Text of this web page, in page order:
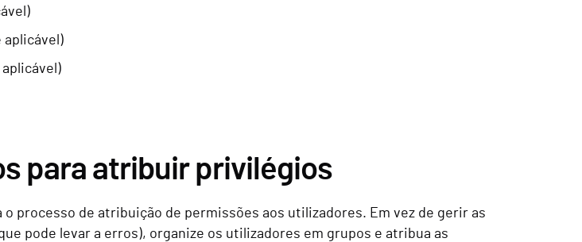
aplicável)
para atribuir privilégios
processo de atribuição de permissões aos utilizadores. Em vez de gerir as
pode levar a erros), organize os utilizadores em grupos e atribua as